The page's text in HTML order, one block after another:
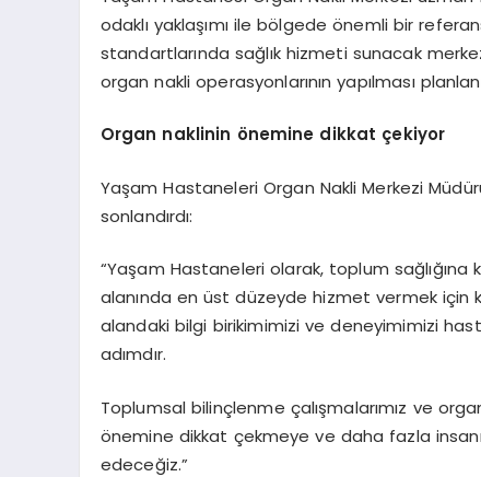
odaklı yaklaşımı ile bölgede önemli bir
standartlarında sağlık hizmeti sunacak
organ nakli operasyonlarının yapılması
Organ naklinin önemine dikkat çekiyor
Yaşam Hastaneleri Organ Nakli Merkezi
sonlandırdı:
“Yaşam Hastaneleri olarak, toplum
alanında en üst düzeyde hizmet vermek için
alandaki bilgi birikimimizi ve deneyimimizi
adımdır.
Toplumsal bilinçlenme çalışmalarımız ve
önemine dikkat çekmeye ve daha fazla
edeceğiz.”